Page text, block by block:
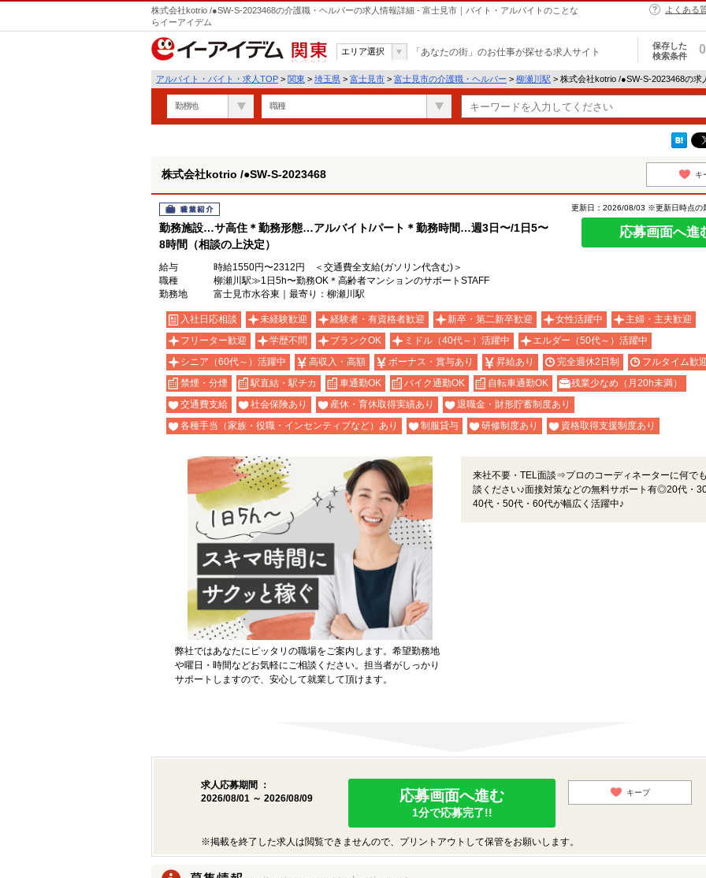
株式会社kotrio /●SW-S-2023468の介護職・ヘルパーの求人情報詳細 - 富士見市｜バイト・アルバイトのことな
らイーアイデム
よくある
関東
エリア選択 「あなたの街」のお仕事が探せる求人サイト
保存した
検索条件
0
アルバイト・バイト・求人TOP > 関東 > 埼玉県 > 富士見市 > 富士見市の介護職・ヘルパー > 柳瀬川駅 > 株式会社kotrio /●SW-S-2023468の求
勤務地 職種
株式会社kotrio /●SW-S-2023468 キ
職業紹介
勤務施設…サ高住＊勤務形態…アルバイト/パート＊勤務時間…週3日〜/1日5〜
8時間（相談の上決定）
更新日：2026/08/03 ※更新日時点の
応募画面へ進
給与
時給1550円〜2312円 ＜交通費全支給(ガソリン代含む)＞
職種
柳瀬川駅≫1日5h〜勤務OK＊高齢者マンションのサポートSTAFF
勤務地
富士見市水谷東｜最寄り：柳瀬川駅
入社日応相談 未経験歓迎 経験者・有資格者歓迎 新卒・第二新卒歓迎 女性活躍中
主婦・主夫歓迎
フリーター歓迎
学歴不問 ブランクOK ミドル（40代～）活躍中
エルダー（50代～）活躍中
シニア（60代～）活躍中
高収入・高額 ボーナス・賞与あり 昇給あり 完全週休2日制
フルタイム歓
禁煙・分煙
駅直結・駅チカ 車通勤OK バイク通勤OK 自転車通勤OK
残業少なめ（月20h未満）
交通費支給
社会保険あり 産休・育休取得実績あり
退職金・財形貯蓄制度あり
各種手当（家族・役職・インセンティブなど）あり
制服貸与 研修制度あり 資格取得支援制度あり
弊社ではあなたにピッタリの職場をご案内します。希望勤務地
や曜日・時間などお気軽にご相談ください。担当者がしっかり
サポートしますので、安心して就業して頂けます。
来社不要・TEL面談⇒プロのコーディネーターに何で
談ください♪面接対策などの無料サポート有◎20代・30
40代・50代・60代が幅広く活躍中♪
求人応募期間 ：
2026/08/01 ～ 2026/08/09
応募画面へ進む
1分で応募完了!!
キープ
※掲載を終了した求人は閲覧できませんので、プリントアウトして保管をお願いします。